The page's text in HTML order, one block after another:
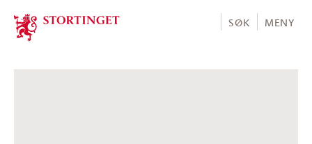
Stortinget.no
SØK MENY